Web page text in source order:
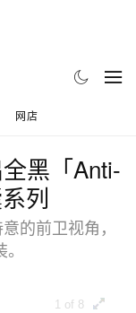
网店
黑「Anti-
列
的前卫视角，
1 of 8